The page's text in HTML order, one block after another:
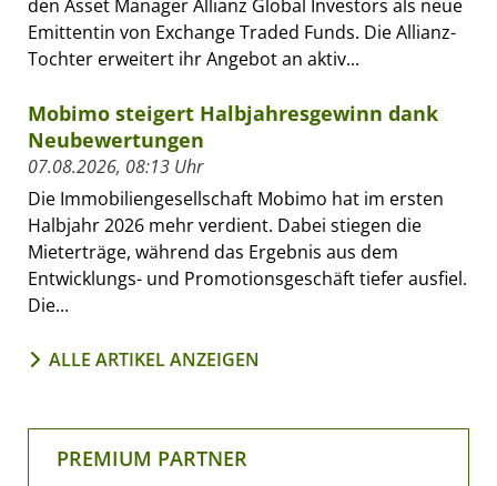
den Asset Manager Allianz Global Investors als neue
Emittentin von Exchange Traded Funds. Die Allianz-
Tochter erweitert ihr Angebot an aktiv...
Mobimo steigert Halbjahresgewinn dank
Neubewertungen
07.08.2026, 08:13 Uhr
Die Immobiliengesellschaft Mobimo hat im ersten
Halbjahr 2026 mehr verdient. Dabei stiegen die
Mieterträge, während das Ergebnis aus dem
Entwicklungs- und Promotionsgeschäft tiefer ausfiel.
Die...
ALLE ARTIKEL ANZEIGEN
PREMIUM PARTNER